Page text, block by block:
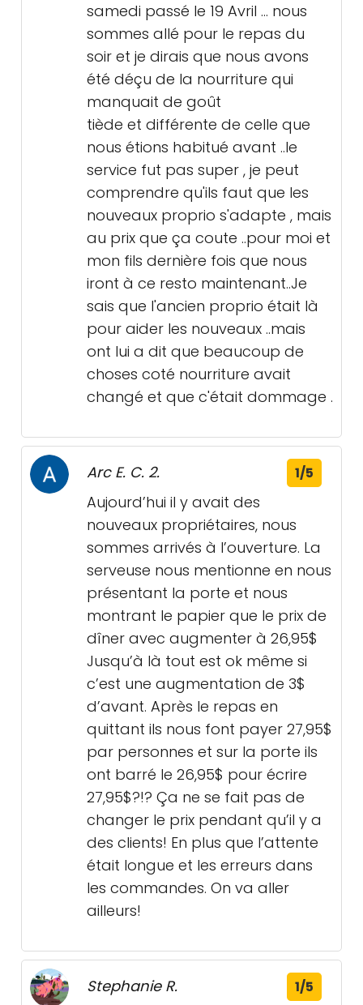
samedi passé le 19 Avril ... nous
sommes allé pour le repas du
soir et je dirais que nous avons
été déçu de la nourriture qui
manquait de goût
tiède et différente de celle que
nous étions habitué avant ..le
service fut pas super , je peut
comprendre qu'ils faut que les
nouveaux proprio s'adapte , mais
au prix que ça coute ..pour moi et
mon fils dernière fois que nous
iront à ce resto maintenant..Je
sais que l'ancien proprio était là
pour aider les nouveaux ..mais
ont lui a dit que beaucoup de
choses coté nourriture avait
changé et que c'était dommage .
Arc E. C. 2. 1/5
Aujourd’hui il y avait des
nouveaux propriétaires, nous
sommes arrivés à l’ouverture. La
serveuse nous mentionne en nous
présentant la porte et nous
montrant le papier que le prix de
dîner avec augmenter à 26,95$
Jusqu’à là tout est ok même si
c’est une augmentation de 3$
d’avant. Après le repas en
quittant ils nous font payer 27,95$
par personnes et sur la porte ils
ont barré le 26,95$ pour écrire
27,95$?!? Ça ne se fait pas de
changer le prix pendant qu’il y a
des clients! En plus que l’attente
était longue et les erreurs dans
les commandes. On va aller
ailleurs!
Stephanie R. 1/5